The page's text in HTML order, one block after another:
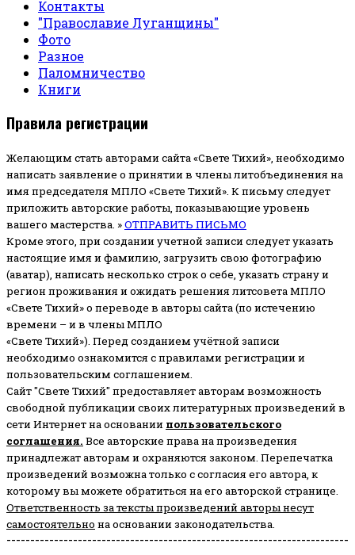
Контакты
"Православие Луганщины"
Фото
Разное
Паломничество
Книги
Правила регистрации
Желающим стать авторами сайта «Свете Тихий», необходимо
написать заявление о принятии в члены литобъединения на
имя председателя МПЛО «Свете Тихий». К письму следует
приложить авторские работы, показывающие уровень
вашего мастерства. »ОТПРАВИТЬ ПИСЬМО
Кроме этого, при создании учетной записи следует указать
настоящие имя и фамилию, загрузить свою фотографию
(аватар), написать несколько строк о себе, указать страну и
регион проживания и ожидать решения литсовета МПЛО
«Свете Тихий» о переводе в авторы сайта (по истечению
времени – и в члены МПЛО
«Свете Тихий»). Перед созданием учётной записи
необходимо ознакомится с правилами регистрации и
пользовательским соглашением.
Сайт "Свете Тихий" предоставляет авторам возможность
свободной публикации своих литературных произведений в
сети Интернет на основании пользовательского
соглашения. Все авторские права на произведения
принадлежат авторам и охраняются законом. Перепечатка
произведений возможна только с согласия его автора, к
которому вы можете обратиться на его авторской странице.
Ответственность за тексты произведений авторы несут
самостоятельно на основании законодательства.
------------------------------------------------------------------------